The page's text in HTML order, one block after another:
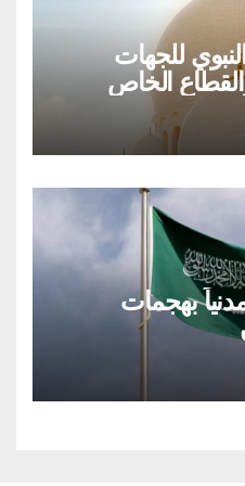
للجهات
الخاص
إصابة 11 مدنياً بهجمات